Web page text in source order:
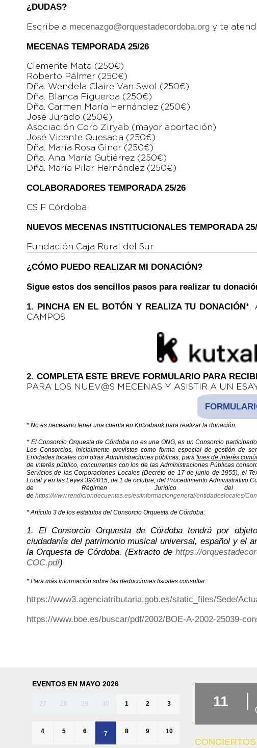
¿DUDAS?
Escribe a mecenazgo@orquestadecordoba.org y te
MECENAS TEMPORADA 25/26
Clemente Mata (250€)
Roberto Pálmer (250€)
Dña. Wendela Claire Van Swol (250€)
Dña. Blanca Figueroa (250€)
Dña. Carmen María Hernández (250€)
José Jurado (250€)
Asociación Coro Ziryab (mayor aportación)
José Vicente Quesada (250€)
Dña. María Rosa Giner (250€)
Dña. Ana María Gutiérrez (250€)
Dña. María Pilar Hernández (250€)
COLABORADORES TEMPORADA 25/26
CSIF Córdoba
NUEVOS MECENAS INSTITUCIONALES TEMPORADA
Fundación Caja Rural del Sur
¿CÓMO PUEDO REALIZAR MI DONACIÓN?
Sigue estos dos sencillos pasos para realizar tu
1. PINCHA EN EL BOTÓN Y REALIZA TU DONACIÓN*,
CAMPOS
2. COMPLETA ESTE BREVE FORMULARIO PARA
PARA LOS NUEV@S MECENAS Y ASISTIR A UN
* No es necesario tener una cuenta en Kutxabank para realizar la donación.
* El Consorcio Orquesta de Córdoba no es una ONG, es un Consorcio
Los Consorcios, inicialmente previstos como forma especial de gestión de
Entidades locales con otras Administraciones públicas, para fines de interés
de interés público, concurrentes con los de las Administraciones Públicas
Servicios de las Corporaciones Locales (Decreto de 17 de junio de 1955), el
Local y en las Leyes 39/2015, de 1 de octubre, del Procedimiento Administrativo
de Régimen Jurídico del
de https://www.rendiciondecuentas.es/es/informaciongeneral/entidadeslocales/
* Artículo 3 de los estatutos del Consorcio Orquesta de Córdoba:
1. El Consorcio Orquesta de Córdoba tendrá por
ciudadanía del patrimonio musical universal, español y el
la Orquesta de Córdoba. (Extracto de https://
COC.pdf)
* Para más información sobre las deducciones fiscales consultar:
https://www3.agenciatributaria.gob.es/static_files/Sede/
https://www.boe.es/buscar/pdf/2002/BOE-A-2002-25039-
EVENTOS EN MAYO 2026
27 28 29 30 1 2 3
4 5 6 7 8 9 10
11